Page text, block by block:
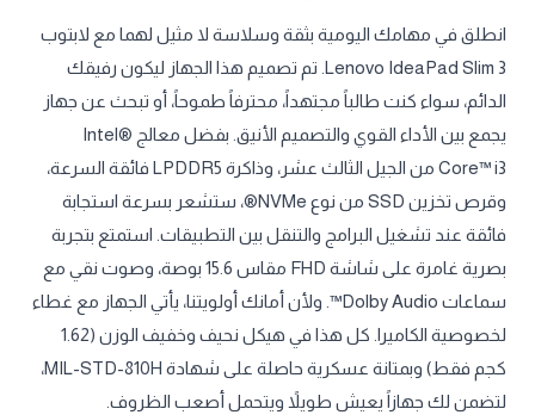
انطلق في مهامك اليومية بثقة وسلاسة لا مثيل لهما مع لابتوب
Lenovo IdeaPad Slim 3. تم تصميم هذا الجهاز ليكون رفيقك
الدائم، سواء كنت طالباً مجتهداً، محترفاً طموحاً، أو تبحث عن جهاز
يجمع بين الأداء القوي والتصميم الأنيق. بفضل معالج Intel®
Core™ i3 من الجيل الثالث عشر، وذاكرة LPDDR5 فائقة السرعة،
وقرص تخزين SSD من نوع NVMe®، ستشعر بسرعة استجابة
فائقة عند تشغيل البرامج والتنقل بين التطبيقات. استمتع بتجربة
بصرية غامرة على شاشة FHD مقاس 15.6 بوصة، وصوت نقي مع
سماعات Dolby Audio™. ولأن أمانك أولويتنا، يأتي الجهاز مع غطاء
لخصوصية الكاميرا. كل هذا في هيكل نحيف وخفيف الوزن (1.62
كجم فقط) وبمتانة عسكرية حاصلة على شهادة MIL-STD-810H،
لتضمن لك جهازاً يعيش طويلاً ويتحمل أصعب الظروف.